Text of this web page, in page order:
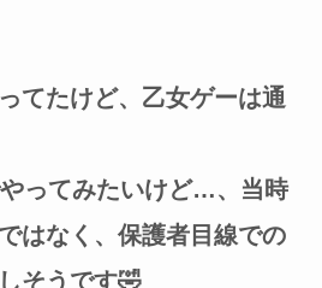
てたけど、乙女ゲーは通
ってみたいけど…、当時
はなく、保護者目線での
そうです🤣